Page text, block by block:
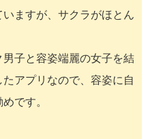
いますが、サクラがほとん
子と容姿端麗の女子を結
アプリなので、容姿に自
です。